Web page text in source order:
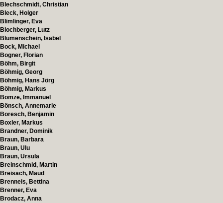
Blechschmidt, Christian
Bleck, Holger
Blimlinger, Eva
Blochberger, Lutz
Blumenschein, Isabel
Bock, Michael
Bogner, Florian
Böhm, Birgit
Böhmig, Georg
Böhmig, Hans Jörg
Böhmig, Markus
Bomze, Immanuel
Bönsch, Annemarie
Boresch, Benjamin
Boxler, Markus
Brandner, Dominik
Braun, Barbara
Braun, Ulu
Braun, Ursula
Breinschmid, Martin
Breisach, Maud
Brenneis, Bettina
Brenner, Eva
Brodacz, Anna